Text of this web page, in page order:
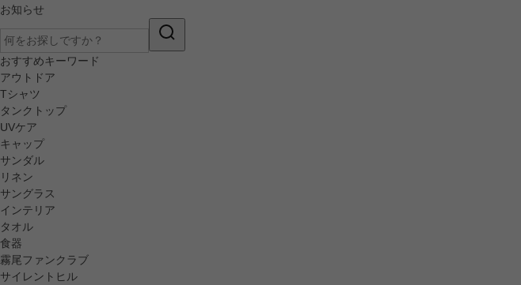
お知らせ
おすすめキーワード
アウトドア
Tシャツ
タンクトップ
UVケア
キャップ
サンダル
リネン
サングラス
インテリア
タオル
食器
霧尾ファンクラブ
サイレントヒル